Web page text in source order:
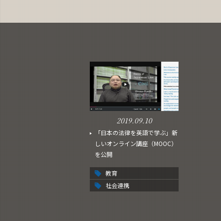
2019.09.10
「日本の法律を英語で学ぶ」新
しいオンライン講座（MOOC）
を公開
教育
社会連携